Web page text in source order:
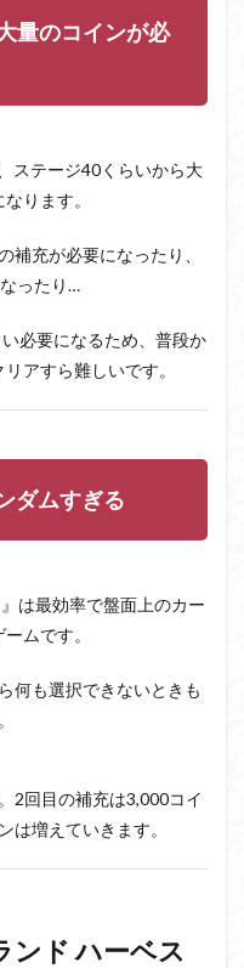
量のコインが必
ステージ40くらいから大
ります。
補充が必要になったり、
ったり…
必要になるため、普段か
アすら難しいです。
ダムすぎる
は最効率で盤面上のカー
ムです。
何も選択できないときも
2回目の補充は3,000コイ
は増えていきます。
ンド ハーベス